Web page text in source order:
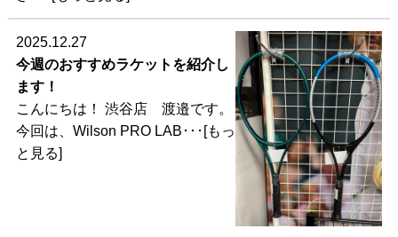
2025.12.27
今週のおすすめラケットを紹介し
ます！
こんにちは！ 渋谷店 渡邉です。
今回は、Wilson PRO LAB･･･[もっ
と見る]